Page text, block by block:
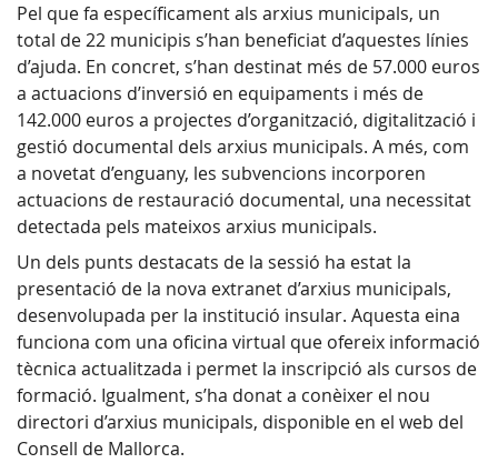
Pel que fa específicament als arxius municipals, un
total de 22 municipis s’han beneficiat d’aquestes línies
d’ajuda. En concret, s’han destinat més de 57.000 euros
a actuacions d’inversió en equipaments i més de
142.000 euros a projectes d’organització, digitalització i
gestió documental dels arxius municipals. A més, com
a novetat d’enguany, les subvencions incorporen
actuacions de restauració documental, una necessitat
detectada pels mateixos arxius municipals.
Un dels punts destacats de la sessió ha estat la
presentació de la nova extranet d’arxius municipals,
desenvolupada per la institució insular. Aquesta eina
funciona com una oficina virtual que ofereix informació
tècnica actualitzada i permet la inscripció als cursos de
formació. Igualment, s’ha donat a conèixer el nou
directori d’arxius municipals, disponible en el web del
Consell de Mallorca.